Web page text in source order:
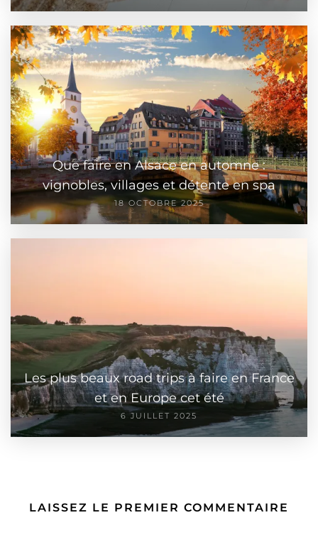
Que faire en Alsace en automne :
vignobles, villages et détente en spa
18 OCTOBRE 2025
Les plus beaux road trips à faire en France
et en Europe cet été
6 JUILLET 2025
LAISSEZ LE PREMIER COMMENTAIRE